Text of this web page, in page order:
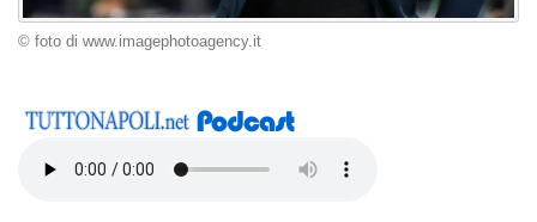
© foto di www.imagephotoagency.it